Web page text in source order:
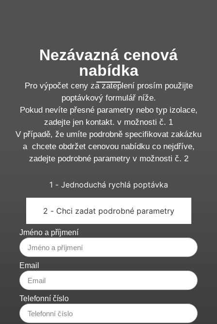
Nezávazná cenová
nabídka
Pro výpočet ceny za zateplení prosím použijte
poptávkový formulář níže.
Pokud nevíte přesné parametry nebo typ izolace,
zadejte jen kontakt. v možnosti č. 1
V případě, že umíte podrobně specifikovat zakázku
a chcete obdržet cenovou nabídku co nejdříve,
zadejte podrobné parametry v možnosti č. 2
1 - Jednoduchá rychlá poptávka
2 - Chci zadat podrobné parametry
Jméno a příjmení
Email
Telefonní číslo